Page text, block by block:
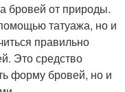
бровей от природы.
татуажа, но и
правильно
Это средство
форму бровей, но и